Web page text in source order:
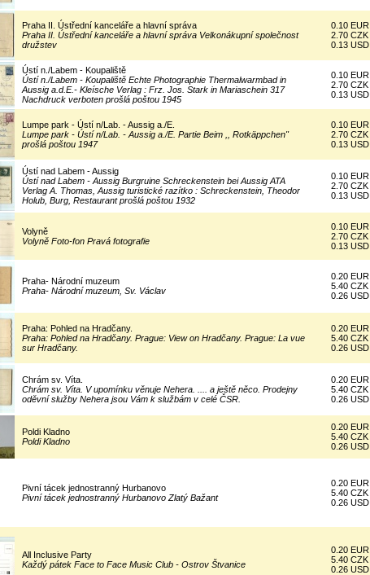
Praha II. Ústřední kanceláře a hlavní správa
Praha II. Ústřední kanceláře a hlavní správa Velkonákupní společnost
družstev
0.10 EUR
2.70 CZK
0.13 USD
Ústí n./Labem - Koupaliště
Ústí n./Labem - Koupaliště Echte Photographie Thermalwarmbad in
Aussig a.d.E.- Kleísche Verlag : Frz. Jos. Stark in Mariaschein 317
Nachdruck verboten prošlá poštou 1945
0.10 EUR
2.70 CZK
0.13 USD
Lumpe park - Ústí n/Lab. - Aussig a./E.
Lumpe park - Ústí n/Lab. - Aussig a./E. Partie Beim ,, Rotkäppchen"
prošlá poštou 1947
0.10 EUR
2.70 CZK
0.13 USD
Ústí nad Labem - Aussig
Ústí nad Labem - Aussig Burgruine Schreckenstein bei Aussig ATA
Verlag A. Thomas, Aussig turistické razítko : Schreckenstein, Theodor
Holub, Burg, Restaurant prošlá poštou 1932
0.10 EUR
2.70 CZK
0.13 USD
Volyně
Volyně Foto-fon Pravá fotografie
0.10 EUR
2.70 CZK
0.13 USD
Praha- Národní muzeum
Praha- Národní muzeum, Sv. Václav
0.20 EUR
5.40 CZK
0.26 USD
Praha: Pohled na Hradčany.
Praha: Pohled na Hradčany. Prague: View on Hradčany. Prague: La vue
sur Hradčany.
0.20 EUR
5.40 CZK
0.26 USD
Chrám sv. Víta.
Chrám sv. Víta. V upomínku věnuje Nehera. .... a ještě něco. Prodejny
oděvní služby Nehera jsou Vám k službám v celé ČSR.
0.20 EUR
5.40 CZK
0.26 USD
Poldi Kladno
Poldi Kladno
0.20 EUR
5.40 CZK
0.26 USD
Pivní tácek jednostranný Hurbanovo
Pivní tácek jednostranný Hurbanovo Zlatý Bažant
0.20 EUR
5.40 CZK
0.26 USD
All Inclusive Party
Každý pátek Face to Face Music Club - Ostrov Štvanice
0.20 EUR
5.40 CZK
0.26 USD